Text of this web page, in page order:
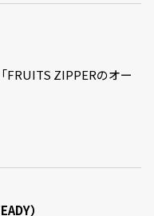
FRUITS ZIPPERのオー
）